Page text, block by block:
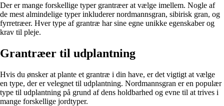
Der er mange forskellige typer grantræer at vælge imellem. Nogle af
de mest almindelige typer inkluderer nordmannsgran, sibirisk gran, og
fyrretræer. Hver type af grantræ har sine egne unikke egenskaber og
krav til pleje.
Grantræer til udplantning
Hvis du ønsker at plante et grantræ i din have, er det vigtigt at vælge
en type, der er velegnet til udplantning. Nordmannsgran er en populær
type til udplantning på grund af dens holdbarhed og evne til at trives i
mange forskellige jordtyper.